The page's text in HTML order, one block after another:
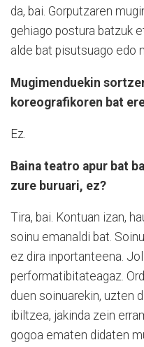
da, bai. Gorputzaren
gehiago postura batzuk
alde bat pisutsuago edo
Mugimenduekin
koreografikoren bat
Ez.
Baina teatro apur bat
zure buruari, ez?
Tira, bai. Kontuan izan,
soinu emanaldi bat.
ez dira inportanteena.
performatibitateagaz.
duen soinuarekin, uzten
ibiltzea, jakinda zein
gogoa ematen didaten